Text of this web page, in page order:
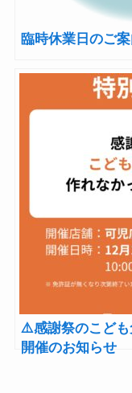
臨時休業日のご
⚠️感謝祭のこども
開催のお知らせ